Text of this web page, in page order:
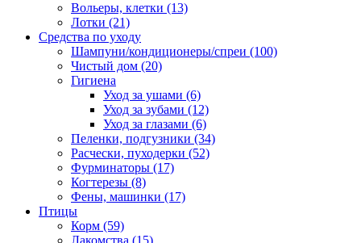
Вольеры, клетки (13)
Лотки (21)
Средства по уходу
Шампуни/кондиционеры/спреи (100)
Чистый дом (20)
Гигиена
Уход за ушами (6)
Уход за зубами (12)
Уход за глазами (6)
Пеленки, подгузники (34)
Расчески, пуходерки (52)
Фурминаторы (17)
Когтерезы (8)
Фены, машинки (17)
Птицы
Корм (59)
Лакомства (15)